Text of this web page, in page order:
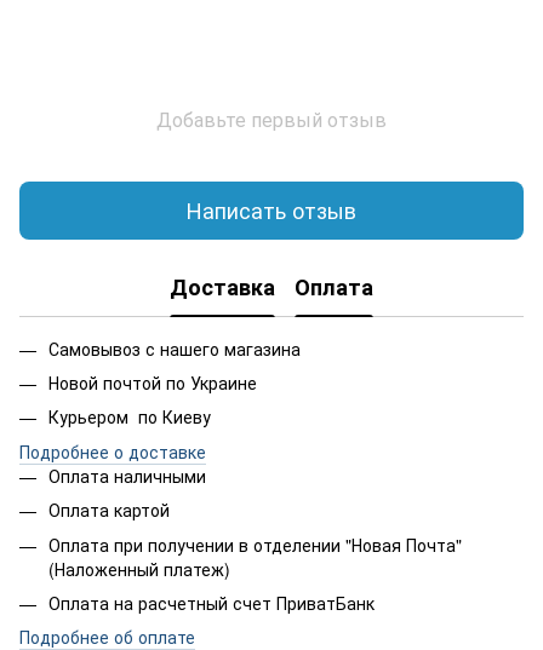
Добавьте первый отзыв
Написать отзыв
Доставка Оплата
Самовывоз с нашего магазина
Новой почтой по Украине
Курьером по Киеву
Подробнее о доставке
Оплата наличными
Оплата картой
Оплата при получении в отделении "Новая Почта"
(Наложенный платеж)
Оплата на расчетный счет ПриватБанк
Подробнее об оплате